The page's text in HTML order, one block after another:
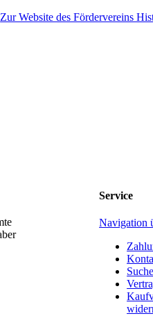
Zur Website des Fördervereins
Service
Navigation
Suche